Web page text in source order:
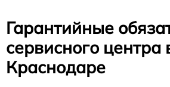
Гарантийные
сервисного центра
Краснодаре